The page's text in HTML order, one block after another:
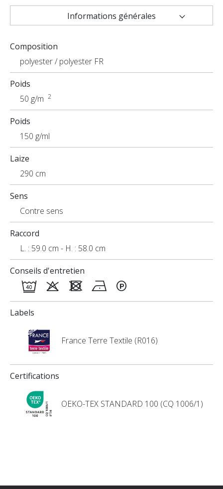
Informations générales
Applications
Composition
polyester / polyester FR
Poids
50 g/m 2
Poids
150 g/ml
Laize
290 cm
Sens
Contre sens
Raccord
L. : 59.0 cm - H. : 58.0 cm
Conseils d'entretien
Labels
France Terre Textile (R016)
Certifications
OEKO-TEX STANDARD 100 (CQ 1006/1)